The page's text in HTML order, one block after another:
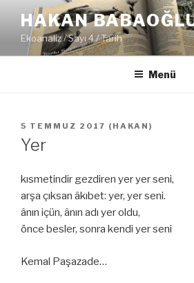
HAKAN
Ekoanaliz / Sayı 4 / Tarih
Menü
YAYIM
TARIHI
5 TEMMUZ 2017 ( HAKAN )
Yer
kısmetindir gezdiren yer yer seni,
arşa çıksan âkıbet: yer, yer seni.
ânın içün, ânın adı yer oldu,
önce besler, sonra kendi yer seni
Kemal Paşazade…